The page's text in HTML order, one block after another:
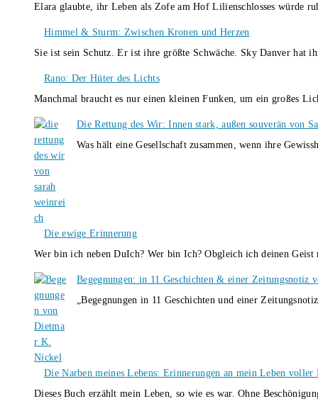
Elara glaubte, ihr Leben als Zofe am Hof Lilienschlosses würde
Himmel & Sturm: Zwischen Kronen und Herzen
Sie ist sein Schutz. Er ist ihre größte Schwäche. Sky Danver
Rano: Der Hüter des Lichts
Manchmal braucht es nur einen kleinen Funken, um ein großes
Die Rettung des Wir: Innen stark, außen souverän von
Was hält eine Gesellschaft zusammen, wenn ihre
Die ewige Erinnerung
Wer bin ich neben DuIch? Wer bin Ich? Obgleich ich deinen
Begegnungen: in 11 Geschichten & einer Zeitungsnotiz
„Begegnungen in 11 Geschichten und einer
Die Narben meines Lebens: Erinnerungen an mein Leben
Dieses Buch erzählt mein Leben, so wie es war. Ohne